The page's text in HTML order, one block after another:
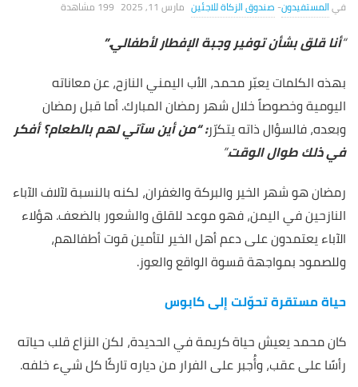
المستفيدون- صندوق الزكاة للاجئين مارس 11, 2025 199 ‎مشاهدة
“أنا قلق بشأن توفير وجبة الإفطار لأطفالي.”
بهذه الكلمات يعبّر محمد، الأب اليمني النازح، عن معاناته
اليومية وخصوصاً خلال شهر رمضان المبارك. أما قبل رمضان
وبعده، فالسؤال ذاته يتكرّر: “من أين سآتي لهم بالطعام؟ أفكر
في ذلك طوال الوقت.”
رمضان هو شهر الخير والبركة والغفران، لكنه بالنسبة لآلاف الآباء
النازحين في اليمن، فهو موعد للقلق والشعور بالضعف. هؤلاء
الآباء يعتمدون على دعم أهل الخير لتأمين قوت أطفالهم،
وللصمود بمواجهة قسوة الواقع والعوز.
حياة مستقرة تحوّلت إلى كابوس
كان محمد يعيش حياة كريمة في الحديدة، لكن النزاع قلب حياته
رأسًا على عقب، وأُجبر على الفرار من دياره تاركًا كل شيء خلفه.